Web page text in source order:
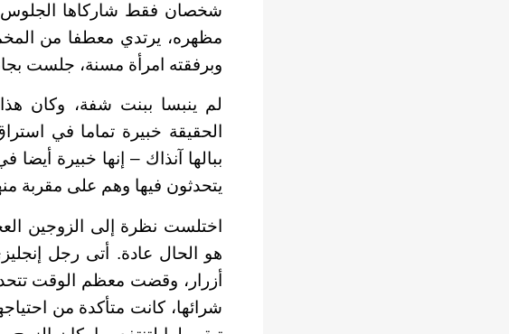
شخصان فقط شاركاها الجلوس
مظهره، يرتدي معطفا من
وبرفقته امرأة مسنة، جلست
لم ينبسا ببنت شفة، وكان
الحقيقة خبيرة تماما في
ببالها آنذاك – إنها خبيرة
يتحدثون فيها وهم على مقربة
اختلست نظرة إلى الزوجين
هو الحال عادة. أتى رجل
أزرار، وقضت معظم الوقت
شرائها، كانت متأكدة من